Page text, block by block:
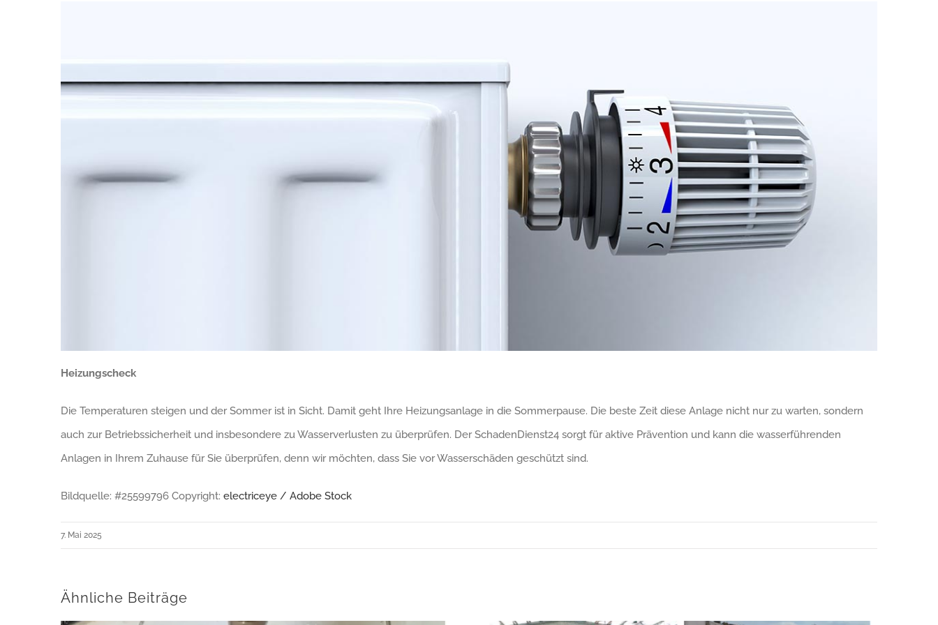
Heizungscheck
Die Temperaturen steigen und der Sommer ist in Sicht. Damit geht Ihre Heizungsanlage in die Sommerpause. Die beste Zeit diese Anlage nicht nur zu warten, sondern
auch zur Betriebssicherheit und insbesondere zu Wasserverlusten zu überprüfen. Der SchadenDienst24 sorgt für aktive Prävention und kann die wasserführenden
Anlagen in Ihrem Zuhause für Sie überprüfen, denn wir möchten, dass Sie vor Wasserschäden geschützt sind.
Bildquelle: #25599796 Copyright: electriceye / Adobe Stock
7. Mai 2025
Ähnliche Beiträge